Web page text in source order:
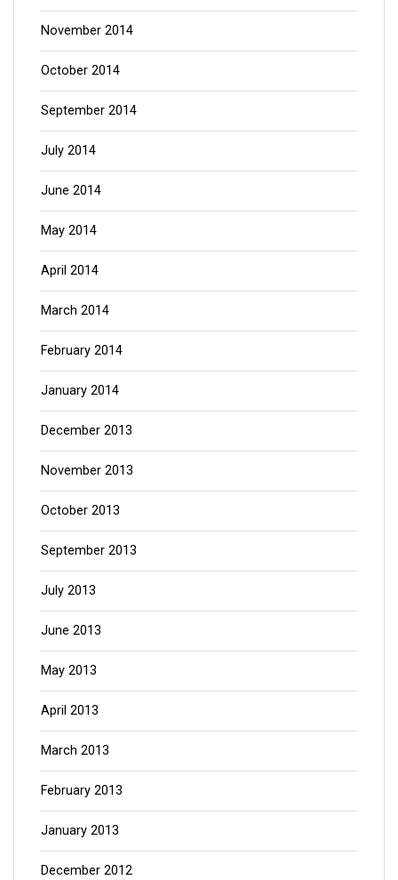
November 2014
October 2014
September 2014
July 2014
June 2014
May 2014
April 2014
March 2014
February 2014
January 2014
December 2013
November 2013
October 2013
September 2013
July 2013
June 2013
May 2013
April 2013
March 2013
February 2013
January 2013
December 2012